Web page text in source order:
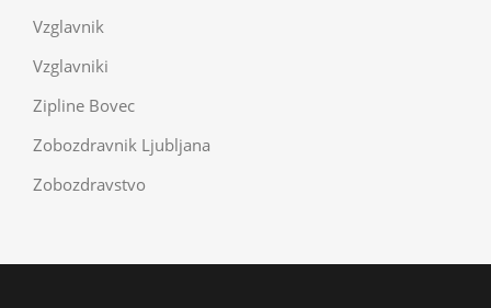
Vzglavnik
Vzglavniki
Zipline Bovec
Zobozdravnik Ljubljana
Zobozdravstvo